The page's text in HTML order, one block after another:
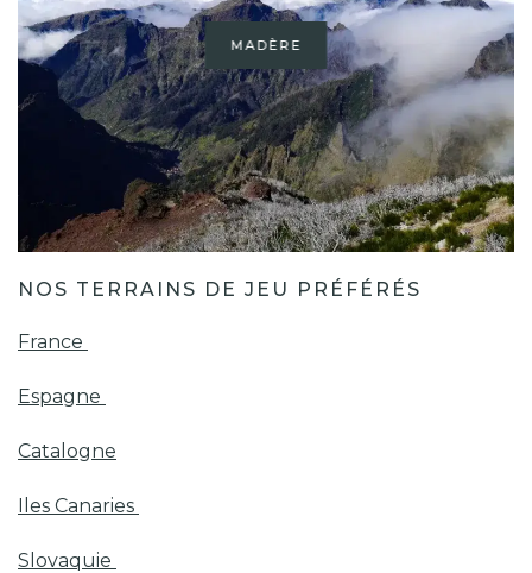
MADÈRE
NOS TERRAINS DE JEU PRÉFÉRÉS
France
Espagne
Catalogne
Iles Canaries
Slovaquie